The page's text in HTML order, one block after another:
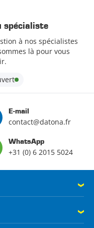
spécialiste
à nos spécialistes
là pour vous
E-mail
contact@datona.fr
WhatsApp
+31 (0) 6 2015 5024